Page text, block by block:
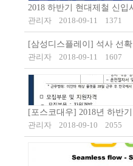
2018 하반기 현대제철 신입
관리자
2018-09-11 1371
[삼성디스플레이] 석사 선
관리자
2018-09-11 1607
[포스코대우] 2018년 하반
관리자
2018-09-10 2055